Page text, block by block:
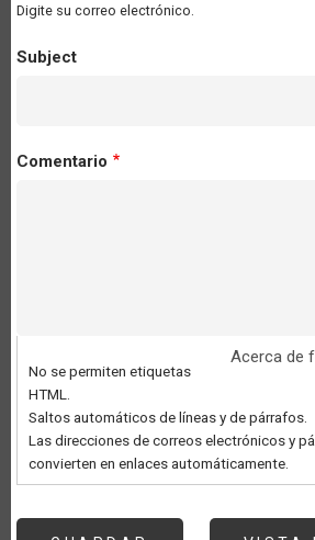
Digite su correo electrónico.
Subject
Comentario
Acerca de
No se permiten etiquetas
HTML.
Saltos automáticos de líneas y de párrafos.
Las direcciones de correos electrónicos y
convierten en enlaces automáticamente.